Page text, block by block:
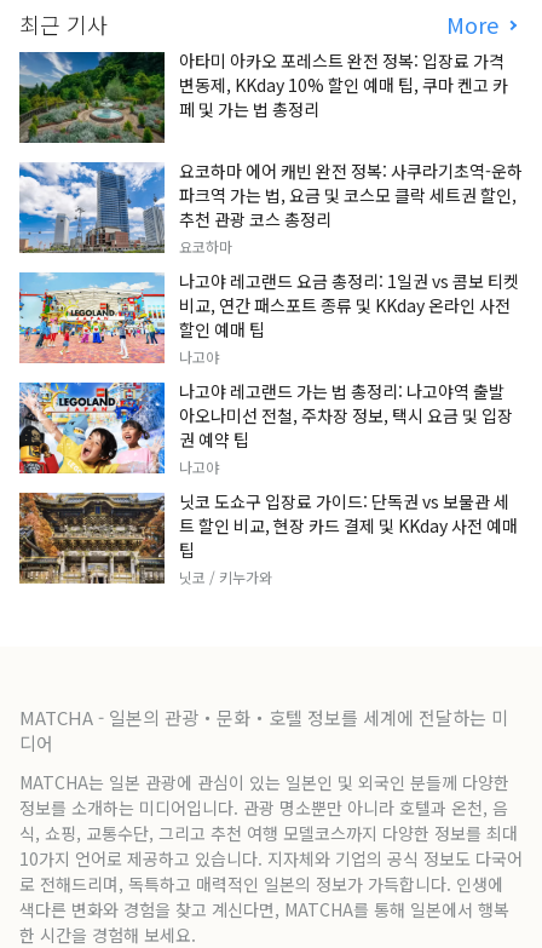
최근 기사 More
아타미 아카오 포레스트 완전 정복: 입장료 가격
변동제, KKday 10% 할인 예매 팁, 쿠마 켄고 카
페 및 가는 법 총정리
요코하마 에어 캐빈 완전 정복: 사쿠라기초역-운하
파크역 가는 법, 요금 및 코스모 클락 세트권 할인,
추천 관광 코스 총정리
요코하마
나고야 레고랜드 요금 총정리: 1일권 vs 콤보 티켓
비교, 연간 패스포트 종류 및 KKday 온라인 사전
할인 예매 팁
나고야
나고야 레고랜드 가는 법 총정리: 나고야역 출발
아오나미선 전철, 주차장 정보, 택시 요금 및 입장
권 예약 팁
나고야
닛코 도쇼구 입장료 가이드: 단독권 vs 보물관 세
트 할인 비교, 현장 카드 결제 및 KKday 사전 예매
팁
닛코 / 키누가와
MATCHA - 일본의 관광・문화・호텔 정보를 세계에 전달하는 미
디어
MATCHA는 일본 관광에 관심이 있는 일본인 및 외국인 분들께 다양한
정보를 소개하는 미디어입니다. 관광 명소뿐만 아니라 호텔과 온천, 음
식, 쇼핑, 교통수단, 그리고 추천 여행 모델코스까지 다양한 정보를 최대
10가지 언어로 제공하고 있습니다. 지자체와 기업의 공식 정보도 다국어
로 전해드리며, 독특하고 매력적인 일본의 정보가 가득합니다. 인생에
색다른 변화와 경험을 찾고 계신다면, MATCHA를 통해 일본에서 행복
한 시간을 경험해 보세요.